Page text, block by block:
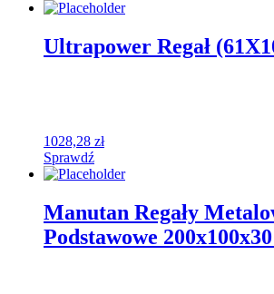
Ultrapower Regał
1028,28 zł
Sprawdź
Manutan Regały
Podstawowe